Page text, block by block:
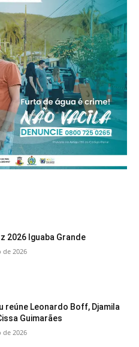
2026 Iguaba Grande
de 2026
reúne Leonardo Boff, Djamila
Guimarães
de 2026